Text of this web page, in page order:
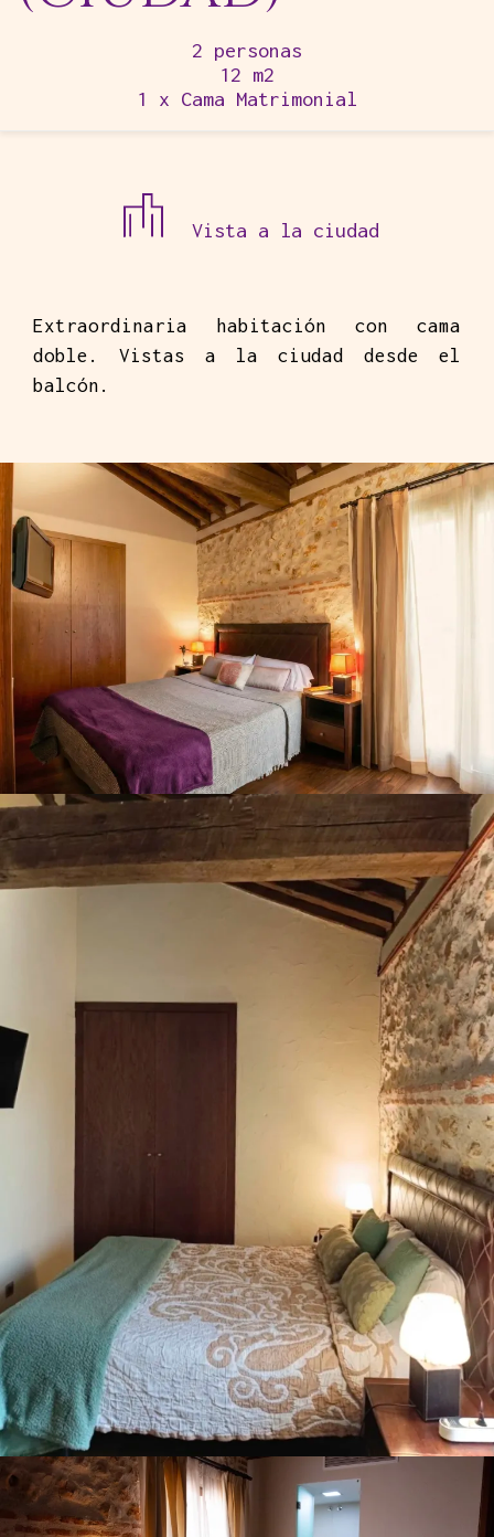
2 personas
12 m2
1 x Cama Matrimonial
Vista a la ciudad
Extraordinaria habitación con cama
doble. Vistas a la ciudad desde el
balcón.